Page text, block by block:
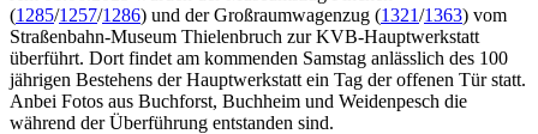
(1285/1257/1286) und der Großraumwagenzug (1321/1363) vom
Straßenbahn-Museum Thielenbruch zur KVB-Hauptwerkstatt
überführt. Dort findet am kommenden Samstag anlässlich des 100
jährigen Bestehens der Hauptwerkstatt ein Tag der offenen Tür statt.
Anbei Fotos aus Buchforst, Buchheim und Weidenpesch die
während der Überführung entstanden sind.